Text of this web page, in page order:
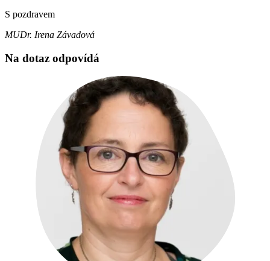
S pozdravem
MUDr. Irena Závadová
Na dotaz odpovídá